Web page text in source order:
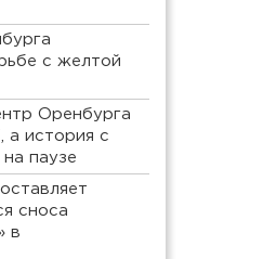
с желтой
Оренбурга
а история с
паузе
сноса
в